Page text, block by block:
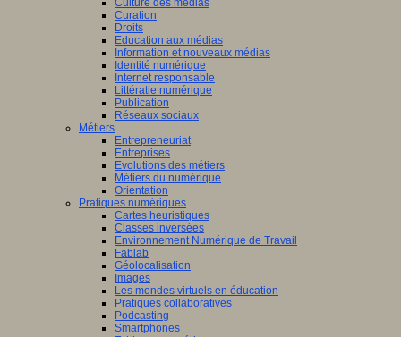
Culture des médias
Curation
Droits
Education aux médias
Information et nouveaux médias
Identité numérique
Internet responsable
Littératie numérique
Publication
Réseaux sociaux
Métiers
Entrepreneuriat
Entreprises
Evolutions des métiers
Métiers du numérique
Orientation
Pratiques numériques
Cartes heuristiques
Classes inversées
Environnement Numérique de Travail
Fablab
Géolocalisation
Images
Les mondes virtuels en éducation
Pratiques collaboratives
Podcasting
Smartphones